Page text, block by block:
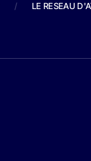
/ LE RESEAU